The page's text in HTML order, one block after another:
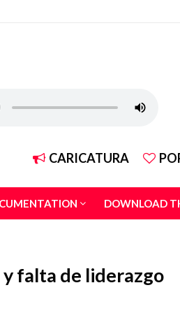
CARICATURA
DOWNLOAD
falta de liderazgo